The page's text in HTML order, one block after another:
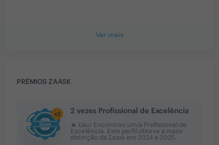
Ver mais
PRÉMIOS ZAASK
x2 2 vezes Profissional de Excelência
🔥 Uau! Encontrou um/a Profissional de
Excelência. Este perfil obteve a maior
distinção da Zaask em 2024 e 2025